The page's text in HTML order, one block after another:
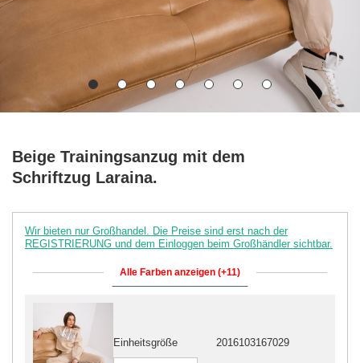
Beige Trainingsanzug mit dem
Schriftzug Laraina.
Wir bieten nur Großhandel. Die Preise sind erst nach der
REGISTRIERUNG und dem Einloggen beim Großhändler sichtbar.
Alle Farben anzeigen (+11)
Einheitsgröße 2016103167029